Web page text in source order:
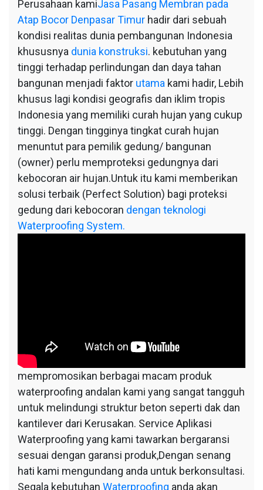
Bocor
Denpasar
Timur
Perusahaan kamiJasa Pasang Membran pada
Atap Bocor Denpasar Timur hadir dari sebuah
kondisi realitas dunia pembangunan Indonesia
khususnya dunia konstruksi. kebutuhan yang
tinggi terhadap perlindungan dan daya tahan
bangunan menjadi faktor utama kami hadir, Lebih
khusus lagi kondisi geografis dan iklim tropis
Indonesia yang memiliki curah hujan yang cukup
tinggi. Dengan tingginya tingkat curah hujan
menuntut para pemilik gedung/ bangunan
(owner) perlu memproteksi gedungnya dari
kebocoran air hujan.Untuk itu kami memberikan
solusi terbaik (Perfect Solution) bagi proteksi
gedung dari kebocoran dengan teknologi
Waterproofing System.
mempromosikan berbagai macam produk
waterproofing andalan kami yang sangat tangguh
untuk melindungi struktur beton seperti dak dan
kantilever dari Kerusakan. Service Aplikasi
Waterproofing yang kami tawarkan bergaransi
sesuai dengan garansi produk,Dengan senang
hati kami mengundang anda untuk berkonsultasi.
Segala kebutuhan Waterproofing anda akan